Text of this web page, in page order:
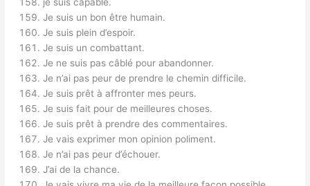
Je suis un bon être humain.
Je suis plein d’espoir.
Je suis un combattant.
Je ne suis pas câblé pour abandonner.
Je n’ai pas peur de prendre le chemin difficile.
Je suis prêt à affronter mes peurs.
Je suis fait pour de meilleures choses.
Je suis prêt à prendre des commentaires.
Je vais exprimer mon opinion poliment.
Je n’ai pas peur d’échouer.
J’ai de la chance.